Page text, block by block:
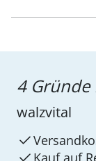
4 Gründe
walzvital
Kauf auf